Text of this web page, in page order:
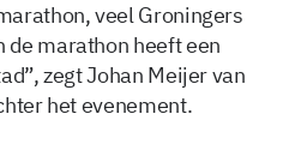
veel Groningers
de marathon heeft een
zegt Johan Meijer van
het evenement.